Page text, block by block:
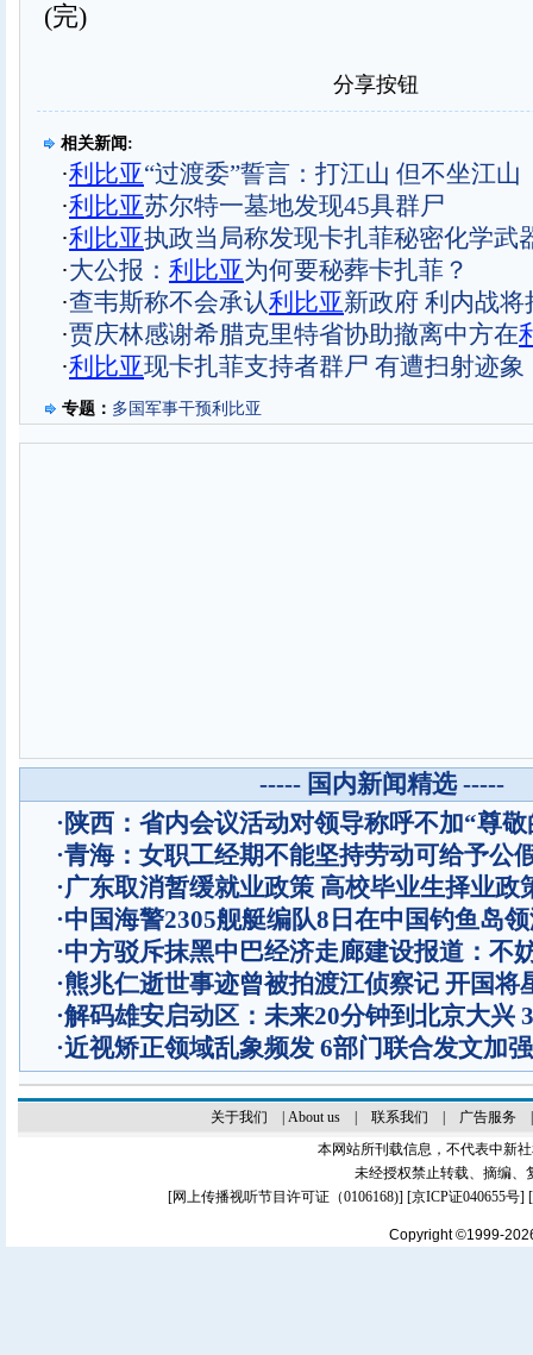
(完)
分享按钮
相关新闻:
·利比亚“过渡委”誓言：打江山 但不坐江山
·利比亚苏尔特一墓地发现45具群尸
·利比亚执政当局称发现卡扎菲秘密化学武
·大公报： 利比亚为何要秘葬卡扎菲？
·查韦斯称不会承认利比亚新政府 利内战将
·贾庆林感谢希腊克里特省协助撤离中方在
·利比亚现卡扎菲支持者群尸 有遭扫射迹象
专题： 多国军事干预利比亚
----- 国内新闻精选 -----
·陕西：省内会议活动对领导称呼不加“尊敬
·青海：女职工经期不能坚持劳动可给予公
·广东取消暂缓就业政策 高校毕业生择业政
·中国海警2305舰艇编队8日在中国钓鱼岛
·中方驳斥抹黑中巴经济走廊建设报道：不
·熊兆仁逝世事迹曾被拍渡江侦察记 开国将
·解码雄安启动区：未来20分钟到北京大兴
·近视矫正领域乱象频发 6部门联合发文加
关于我们 About us| 联系我们 广告服务
本网站所刊载信息，不代表中新
未经授权禁止转载、摘编、
[网上传播视听节目许可证（0106168)] [京ICP证040655号]
Copyright ©1999-